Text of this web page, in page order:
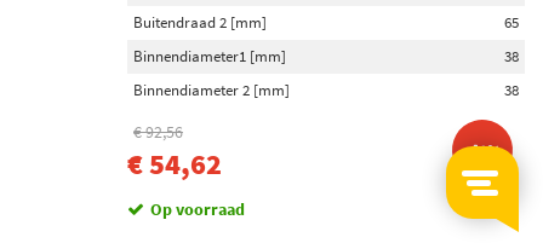
Buitendraad 2 [mm]
65
Binnendiameter1 [mm]
38
Binnendiameter 2 [mm]
38
€ 92,56
€ 54,62 -41%
Op voorraad